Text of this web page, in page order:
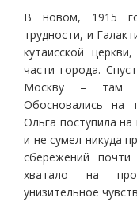
В новом, 1915
трудности, и
кутаисской
части города.
Москву – там
Обосновались на
Ольга поступила
и не сумел никуда
сбережений
хватало на
унизительное